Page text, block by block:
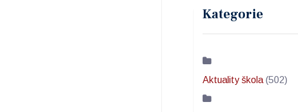
Kategorie
Aktuality škola (502)